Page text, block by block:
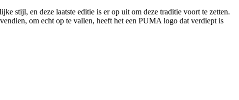
stijl, en deze laatste editie is er op uit om deze traditie voort te zetten.
om echt op te vallen, heeft het een PUMA logo dat verdiept is